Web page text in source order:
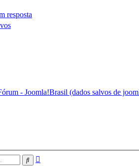
resposta
- Joomla!Brasil (dados salvos de
Pesquisar